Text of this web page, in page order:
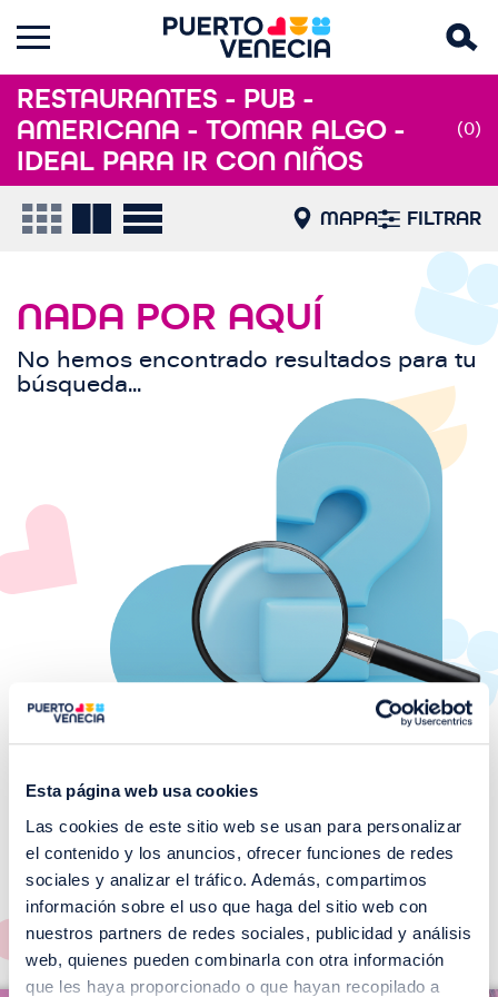
Esta página web usa cookies
Las cookies de este sitio web se usan para personalizar
el contenido y los anuncios, ofrecer funciones de redes
sociales y analizar el tráfico. Además, compartimos
información sobre el uso que haga del sitio web con
nuestros partners de redes sociales, publicidad y análisis
web, quienes pueden combinarla con otra información
que les haya proporcionado o que hayan recopilado a
RESTAURANTES - PUB -
AMERICANA - TOMAR ALGO -
IDEAL PARA IR CON NIÑOS
(0)
MAPA FILTRAR
NADA POR AQUÍ
No hemos encontrado resultados para tu
búsqueda...
¡No te pierdas nuestros
EVENTOS!
Ver todos >